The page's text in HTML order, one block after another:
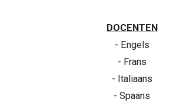
DOCENTEN
- Engels
- Frans
- Italiaans
- Spaans